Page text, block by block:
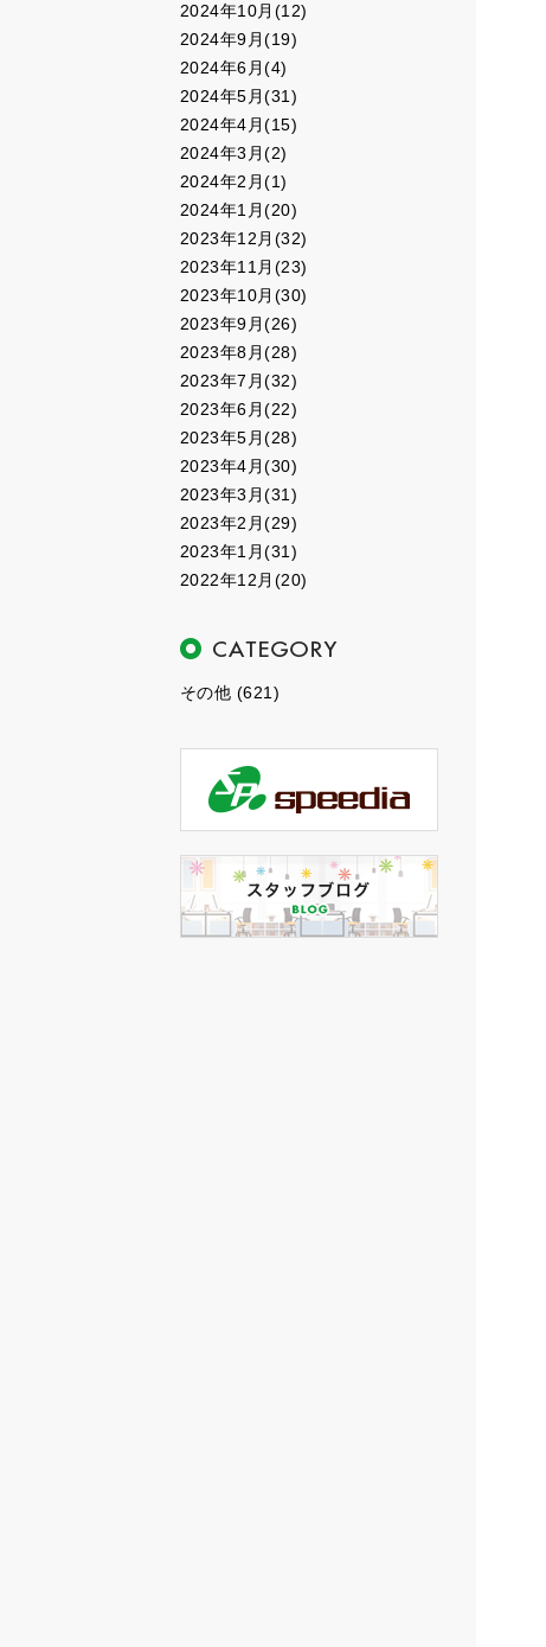
2024年10月(12)
2024年9月(19)
2024年6月(4)
2024年5月(31)
2024年4月(15)
2024年3月(2)
2024年2月(1)
2024年1月(20)
2023年12月(32)
2023年11月(23)
2023年10月(30)
2023年9月(26)
2023年8月(28)
2023年7月(32)
2023年6月(22)
2023年5月(28)
2023年4月(30)
2023年3月(31)
2023年2月(29)
2023年1月(31)
2022年12月(20)
その他 (621)